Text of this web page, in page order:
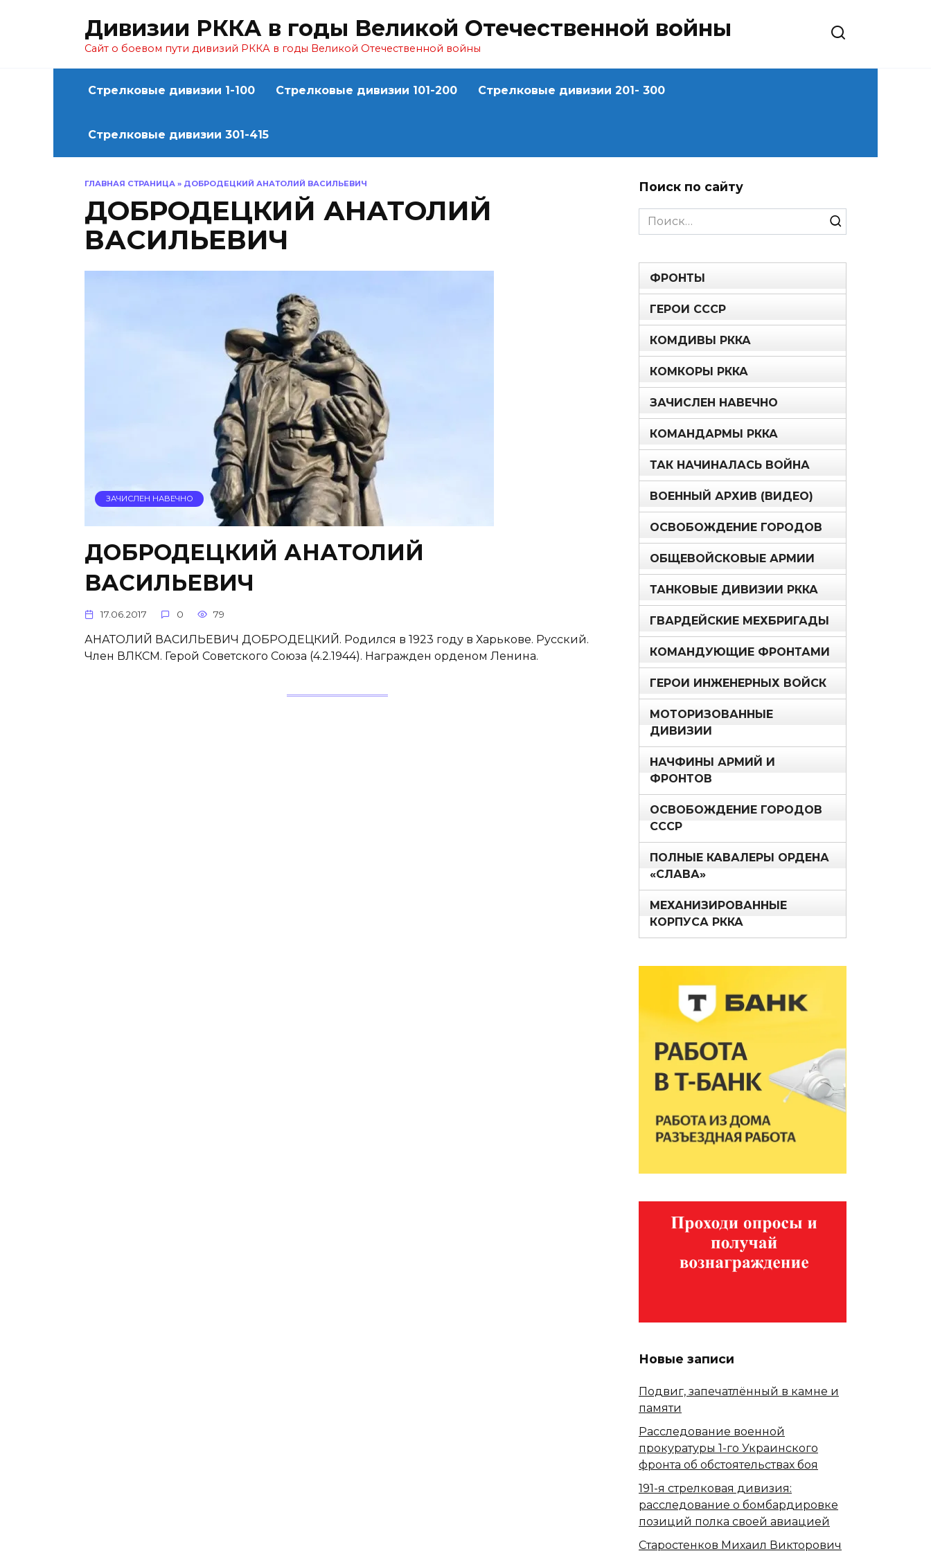
Дивизии РККА в годы Великой Отечественной войны
Сайт о боевом пути дивизий РККА в годы Великой Отечественной войны
Стрелковые дивизии 1-100 Стрелковые дивизии 101-200 Стрелковые дивизии 201- 300
Стрелковые дивизии 301-415
ГЛАВНАЯ СТРАНИЦА » ДОБРОДЕЦКИЙ АНАТОЛИЙ ВАСИЛЬЕВИЧ
ДОБРОДЕЦКИЙ АНАТОЛИЙ
ВАСИЛЬЕВИЧ
ЗАЧИСЛЕН НАВЕЧНО
ДОБРОДЕЦКИЙ АНАТОЛИЙ
ВАСИЛЬЕВИЧ
17.06.2017 0 79
АНАТОЛИЙ ВАСИЛЬЕВИЧ ДОБРОДЕЦКИЙ. Родился в 1923 году в Харькове. Русский.
Член ВЛКСМ. Герой Советского Союза (4.2.1944). Награжден орденом Ленина.
Поиск по сайту
Search
for:
ФРОНТЫ
ГЕРОИ СССР
КОМДИВЫ РККА
КОМКОРЫ РККА
ЗАЧИСЛЕН НАВЕЧНО
КОМАНДАРМЫ РККА
ТАК НАЧИНАЛАСЬ ВОЙНА
ВОЕННЫЙ АРХИВ (ВИДЕО)
ОСВОБОЖДЕНИЕ ГОРОДОВ
ОБЩЕВОЙСКОВЫЕ АРМИИ
ТАНКОВЫЕ ДИВИЗИИ РККА
ГВАРДЕЙСКИЕ МЕХБРИГАДЫ
КОМАНДУЮЩИЕ ФРОНТАМИ
ГЕРОИ ИНЖЕНЕРНЫХ ВОЙСК
МОТОРИЗОВАННЫЕ
ДИВИЗИИ
НАЧФИНЫ АРМИЙ И
ФРОНТОВ
ОСВОБОЖДЕНИЕ ГОРОДОВ
СССР
ПОЛНЫЕ КАВАЛЕРЫ ОРДЕНА
«СЛАВА»
МЕХАНИЗИРОВАННЫЕ
КОРПУСА РККА
Новые записи
Подвиг, запечатлённый в камне и
памяти
Расследование военной
прокуратуры 1-го Украинского
фронта об обстоятельствах боя
191-я стрелковая дивизия:
расследование о бомбардировке
позиций полка своей авиацией
Старостенков Михаил Викторович